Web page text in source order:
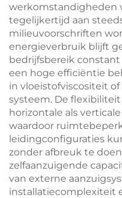
werkomstandigheden
tegelijkertijd aan
milieuvoorschriften
energieverbruik blijft
bedrijfsbereik
een hoge efficiëntie
in vloeistofviscositeit
systeem. De
horizontale als
waardoor
leidingconfiguraties
zonder afbreuk te
zelfaanzuigende
van externe
installatiecomplexiteit